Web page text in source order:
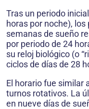
Tras un periodo
horas por noche),
semanas de sueño
por periodo de 24
su reloj biológico (o
ciclos de días de 28
El horario fue similar
turnos rotativos. La
en nueve días de